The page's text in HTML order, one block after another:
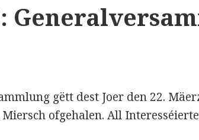
gëtt dest Joer den 22.
ofgehalen. All